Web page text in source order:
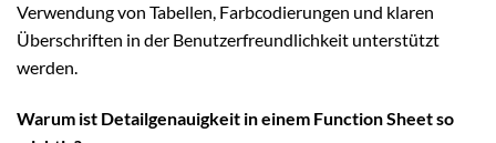
Verwendung von Tabellen, Farbcodierungen und klaren
Überschriften in der Benutzerfreundlichkeit unterstützt
werden.
Warum ist Detailgenauigkeit in einem Function Sheet so